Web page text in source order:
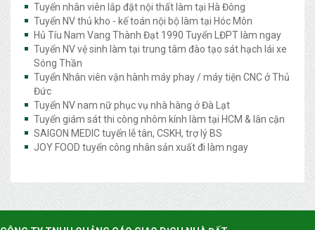
Tuyển nhân viên lắp đặt nội thất làm tại Hà Đông
Tuyển NV thủ kho - kế toán nội bộ làm tại Hóc Môn
Hủ Tíu Nam Vang Thành Đạt 1990 Tuyển LĐPT làm ngay
Tuyển NV vệ sinh làm tại trung tâm đào tạo sát hạch lái xe
Sóng Thần
Tuyển Nhân viên vận hành máy phay / máy tiện CNC ở Thủ
Đức
Tuyển NV nam nữ phục vụ nhà hàng ở Đà Lạt
Tuyển giám sát thi công nhôm kính làm tại HCM & lân cận
SAIGON MEDIC tuyển lễ tân, CSKH, trợ lý BS
JOY FOOD tuyển công nhân sản xuất đi làm ngay